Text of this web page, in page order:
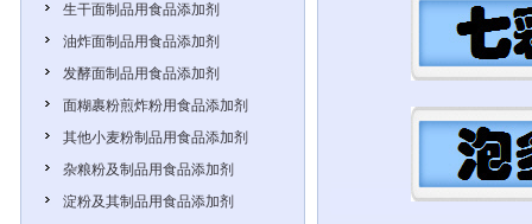
生干面制品用食品添加剂
油炸面制品用食品添加剂
发酵面制品用食品添加剂
面糊裹粉煎炸粉用食品添加剂
其他小麦粉制品用食品添加剂
杂粮粉及制品用食品添加剂
淀粉及其制品用食品添加剂